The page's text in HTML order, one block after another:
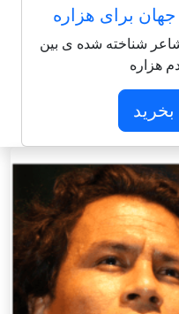
برای هزاره
شعر بی نظیر از 125 شاعر شناخته شده ی بین
هزاره